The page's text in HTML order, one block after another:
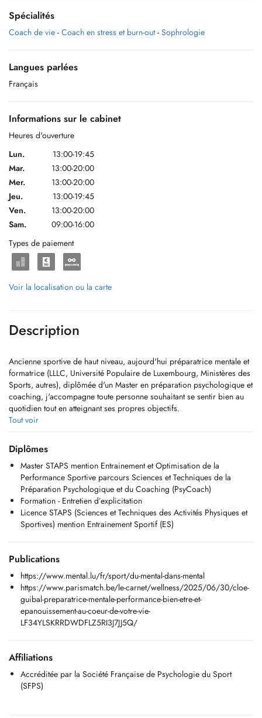
Spécialités
Coach de vie - Coach en stress et burn-out - Sophrologie
Langues parlées
Français
Informations sur le cabinet
Heures d'ouverture
Lun.
13:00-19:45
Mar.
13:00-20:00
Mer.
13:00-20:00
Jeu.
13:00-19:45
Ven.
13:00-20:00
Sam.
09:00-16:00
Types de paiement
Voir la localisation ou la carte
Description
Ancienne sportive de haut niveau, aujourd'hui préparatrice mentale et
formatrice (LLLC, Université Populaire de Luxembourg, Ministères des
Sports, autres), diplômée d'un Master en préparation psychologique et
coaching, j'accompagne toute personne souhaitant se sentir bien au
quotidien tout en atteignant ses propres objectifs.
Accréditée par la Société Française de Psychologie du Sport,
j'interviens auprès de personnes engagées dans leur quotidien, leur
parcours professionnel, scolaire ou sportif. Mon objectif est de
fournir des outils concrets et personnalisés permettant d'optimiser les
performances tout en préservant l'indépendance, le bien-être et
l'équilibre personnel.
Lors de nos séances, nous pourrons aborder de nombreuses
thématiques telles que la gestion du stress et des émotions,
communication au sein dune équipe.
Pour ce faire, nous utiliserons une variété d'outils adaptés et
personnalisés tels que la relaxation, la méditation en pleine
conscience, la fixation dobjectifs, la gestion du discours interne,
l'imagerie mentale/visualisation, les routines de pré/post
performance, l'entretien dexplicitation, etc.
Je me tiens à votre disposition pour toute question par e-mail, message
Lieux des séances :
Tout voir
Diplômes
Master STAPS mention Entrainement et Optimisation de la
Performance Sportive parcours Sciences et Techniques de la
Préparation Psychologique et du Coaching (PsyCoach)
Formation - Entretien d’explicitation
Licence STAPS (Sciences et Techniques des Activités Physiques et
Sportives) mention Entrainement Sportif (ES)
Publications
https://www.mental.lu/fr/sport/du-mental-dans-mental
https://www.parismatch.be/le-carnet/wellness/2025/06/30/cloe-
guibal-preparatrice-mentale-performance-bien-etre-et-
epanouissement-au-coeur-de-votre-vie-
LF34YLSKRRDWDFLZ5RI3J7JJ5Q/
Affiliations
Accréditée par la Société Française de Psychologie du Sport
(SFPS)